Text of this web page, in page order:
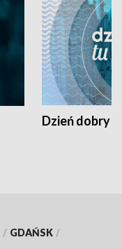
Dzień dobry
/ GDAŃSK /